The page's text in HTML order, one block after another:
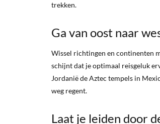
trekken.
Ga van oost naar
Wissel richtingen en continenten
schijnt dat je optimaal reisgeluk
Jordanië de Aztec tempels in
weg regent.
Laat je leiden door